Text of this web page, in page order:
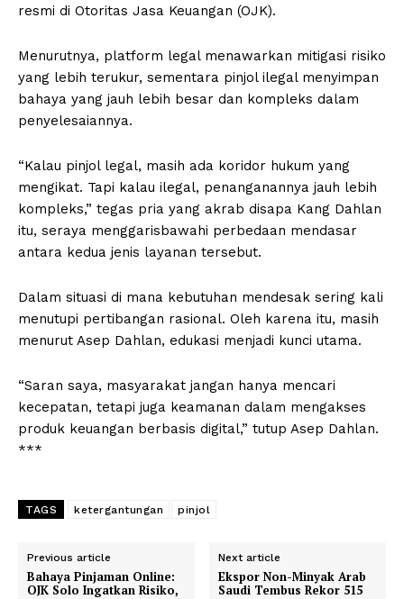
resmi di Otoritas Jasa Keuangan (OJK).
Menurutnya, platform legal menawarkan mitigasi risiko
yang lebih terukur, sementara pinjol ilegal menyimpan
bahaya yang jauh lebih besar dan kompleks dalam
penyelesaiannya.
“Kalau pinjol legal, masih ada koridor hukum yang
mengikat. Tapi kalau ilegal, penanganannya jauh lebih
kompleks,” tegas pria yang akrab disapa Kang Dahlan
itu, seraya menggarisbawahi perbedaan mendasar
antara kedua jenis layanan tersebut.
Dalam situasi di mana kebutuhan mendesak sering kali
menutupi pertibangan rasional. Oleh karena itu, masih
menurut Asep Dahlan, edukasi menjadi kunci utama.
“Saran saya, masyarakat jangan hanya mencari
kecepatan, tetapi juga keamanan dalam mengakses
produk keuangan berbasis digital,” tutup Asep Dahlan.
***
TAGS ketergantungan pinjol
Previous article
Bahaya Pinjaman Online:
OJK Solo Ingatkan Risiko,
Next article
Ekspor Non-Minyak Arab
Saudi Tembus Rekor 515